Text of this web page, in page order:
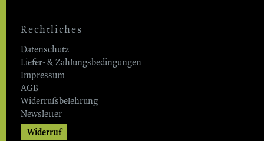
Rechtliches
Datenschutz
Liefer- & Zahlungsbedingungen
Impressum
AGB
Widerrufsbelehrung
Newsletter
Widerruf